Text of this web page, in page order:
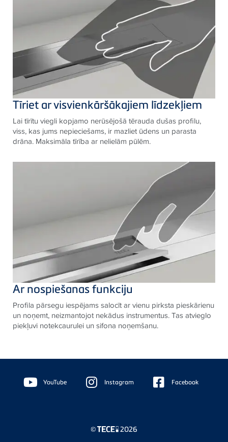
Tīriet ar visvienkāršākajiem līdzekļiem
Lai tīrītu viegli kopjamo nerūsējošā tērauda dušas profilu,
viss, kas jums nepieciešams, ir mazliet ūdens un parasta
drāna. Maksimāla tīrība ar nelielām pūlēm.
Ar nospiešanas funkciju
Profila pārsegu iespējams salocīt ar vienu pirksta pieskārienu
un noņemt, neizmantojot nekādus instrumentus. Tas atvieglo
piekļuvi notekcaurulei un sifona noņemšanu.
Floating
Sidebar YouTube Instagram Facebook
© 2026